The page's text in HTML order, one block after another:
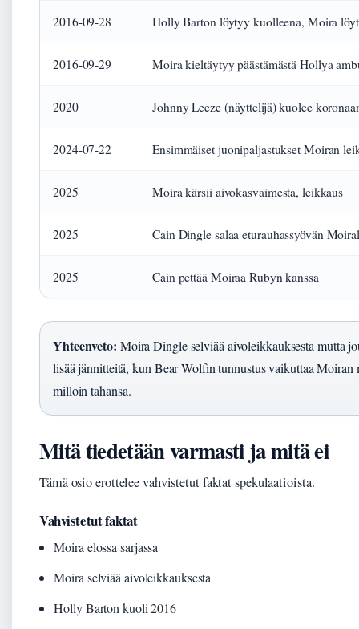
2016-09-28 Holly Barton löytyy kuolleena, Moira
2016-09-29 Moira kieltäytyy päästämästä Hollya
2020 Johnny Leeze (näyttelijä) kuolee
2024-07-22 Ensimmäiset juonipaljastukset Moiran
2025 Moira kärsii aivokasvaimesta, leikkaus
2025 Cain Dingle salaa eturauhassyövän
2025 Cain pettää Moiraa Rubyn kanssa
Yhteenveto: Moira Dingle selviää aivoleikkauksesta mutta
lisää jännitteitä, kun Bear Wolfin tunnustus vaikuttaa Moiran
milloin tahansa.
Mitä tiedetään varmasti ja mitä ei
Tämä osio erottelee vahvistetut faktat spekulaatioista.
Vahvistetut faktat
Moira elossa sarjassa
Moira selviää aivoleikkauksesta
Holly Barton kuoli 2016